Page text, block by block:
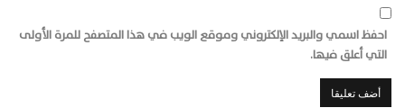
احفظ اسمي والبريد الإلكتروني وموقع الويب في هذا المتصفح للمرة الأولى
التي أعلق فيها.